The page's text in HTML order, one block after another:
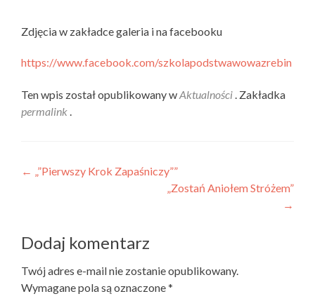
Zdjęcia w zakładce galeria i na facebooku
https://www.facebook.com/szkolapodstwawowazrebin
Ten wpis został opublikowany wAktualności . Zakładka
permalink .
Nawigacja wpisu
← „”Pierwszy Krok Zapaśniczy””
„Zostań Aniołem Stróżem”
→
Dodaj komentarz
Twój adres e-mail nie zostanie opublikowany.
Wymagane pola są oznaczone*